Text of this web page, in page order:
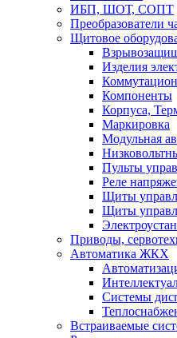
ИБП, ШОТ, СОПТ
Преобразователи
Щитовое
Изделия
Компоненты
Корпуса,
Маркировка
Модульная
Пульты
Реле
Щиты
Щиты
Приводы,
Автоматика ЖКХ
Системы
Встраиваемые